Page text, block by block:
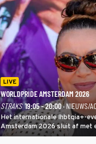
LIVE
WORLDPRIDE AMSTERDAM 2026
STRAKS 19:05 - 20:00· NIEUWS/
Het internationale lhbtqia+-
Amsterdam 2026 sluit af met
Amsterdamse Museumplein.